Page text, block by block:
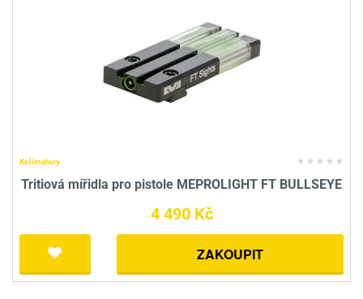
Kolimátory
Tritiová mířidla pro pistole MEPROLIGHT FT BULLSEYE
4 490 Kč
ZAKOUPIT